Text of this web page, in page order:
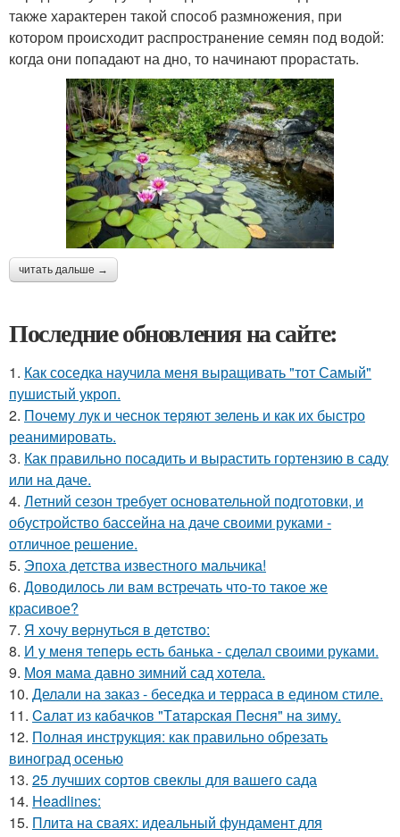
также характерен такой способ размножения, при
котором происходит распространение семян под водой:
когда они попадают на дно, то начинают прорастать.
читать дальше →
Последние обновления на сайте:
1. Как соседка научила меня выращивать "тот Самый"
пушистый укроп.
2. Почему лук и чеснок теряют зелень и как их быстро
реанимировать.
3. Как правильно посадить и вырастить гортензию в саду
или на даче.
4. Летний сезон требует основательной подготовки, и
обустройство бассейна на даче своими руками -
отличное решение.
5. Эпоха детства известного мальчика!
6. Доводилось ли вам встречать что-то такое же
красивое?
7. Я xoчу вepнутьcя в дeтcтвo:
8. И у меня теперь есть банька - сделал своими руками.
9. Моя мама давно зимний сад хотела.
10. Делали на заказ - беседка и терраса в едином стиле.
11. Caлaт из кaбaчкoв "Тaтapcкaя Пecня" нa зиму.
12. Полная инструкция: как правильно обрезать
виноград осенью
13. 25 лучших сортов свеклы для вашего сада
14. Headlines:
15. Плита на сваях: идеальный фундамент для